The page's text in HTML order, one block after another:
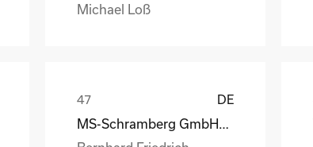
Michael Loß
DE